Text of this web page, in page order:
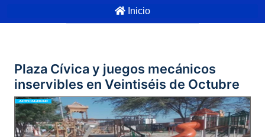
Inicio
Plaza Cívica y juegos mecánicos
inservibles en Veintiséis de Octubre